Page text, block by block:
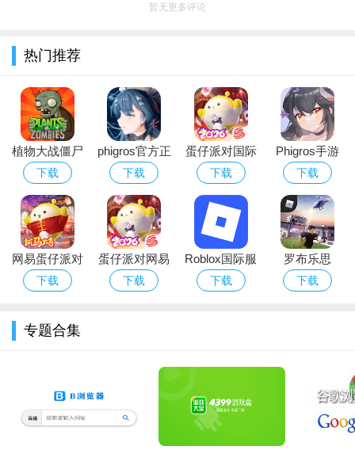
暂无更多评论
热门推荐
植物大战僵尸
经典版下载安
装免费
下载
phigros官方正
版下载2026最
新版安卓版
下载
蛋仔派对国际
服Eggy Party
下载官方最新
下载
Phigros手游
官方下载最新
版本
下载
网易蛋仔派对
游戏免费版下
下载
蛋仔派对网易
版下载安卓正
下载
Roblox国际服
下载中文版游
下载
罗布乐思
roblox中文版
下载
专题合集